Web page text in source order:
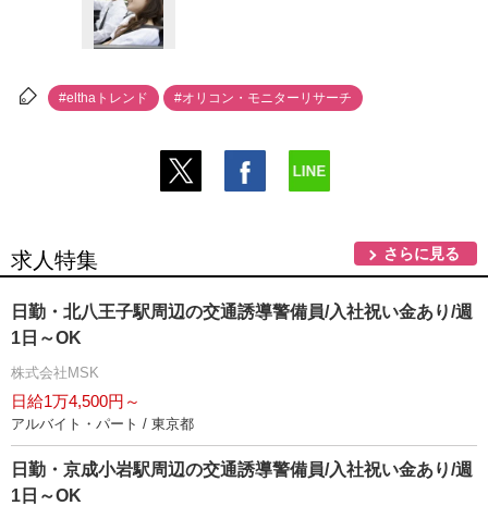
#elthaトレンド #オリコン・モニターリサーチ
求人特集 さらに見る
日勤・北八王子駅周辺の交通誘導警備員/入社祝い金あり/週
1日～OK
株式会社MSK
日給1万4,500円～
アルバイト・パート / 東京都
日勤・京成小岩駅周辺の交通誘導警備員/入社祝い金あり/週
1日～OK